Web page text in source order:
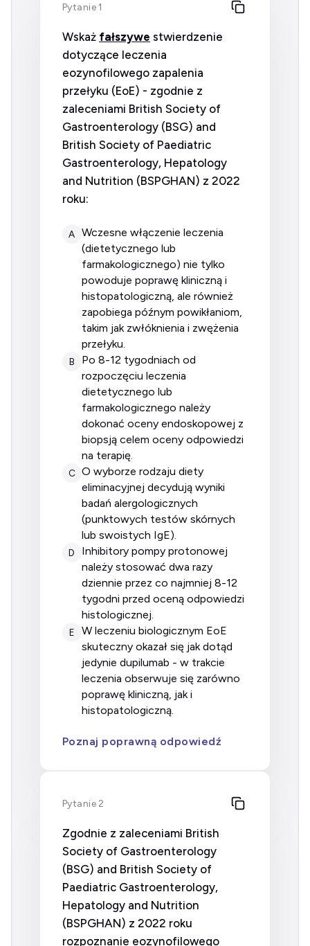
Pytanie 1
Wskaż fałszywe stwierdzenie
dotyczące leczenia
eozynofilowego zapalenia
przełyku (EoE) - zgodnie z
zaleceniami British Society of
Gastroenterology (BSG) and
British Society of Paediatric
Gastroenterology, Hepatology
and Nutrition (BSPGHAN) z 2022
roku:
A
wczesne włączenie leczenia
(dietetycznego lub
farmakologicznego) nie tylko
powoduje poprawę kliniczną i
histopatologiczną, ale również
zapobiega późnym powikłaniom,
takim jak zwłóknienia i zwężenia
przełyku.
B
po 8-12 tygodniach od
rozpoczęciu leczenia
dietetycznego lub
farmakologicznego należy
dokonać oceny endoskopowej z
biopsją celem oceny odpowiedzi
na terapię.
C o wyborze rodzaju diety
eliminacyjnej decydują wyniki
badań alergologicznych
(punktowych testów skórnych
lub swoistych IgE).
D
inhibitory pompy protonowej
należy stosować dwa razy
dziennie przez co najmniej 8-12
tygodni przed oceną odpowiedzi
histologicznej.
E
w leczeniu biologicznym EoE
skuteczny okazał się jak dotąd
jedynie dupilumab - w trakcie
leczenia obserwuje się zarówno
poprawę kliniczną, jak i
histopatologiczną.
Poznaj poprawną odpowiedź
Pytanie 2
Zgodnie z zaleceniami British
Society of Gastroenterology
(BSG) and British Society of
Paediatric Gastroenterology,
Hepatology and Nutrition
(BSPGHAN) z 2022 roku
rozpoznanie eozynofilowego